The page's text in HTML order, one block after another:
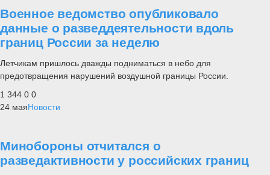
Военное ведомство опубликовало
данные о разведдеятельности вдоль
границ России за неделю
Летчикам пришлось дважды подниматься в небо для
предотвращения нарушений воздушной границы России.
1 344 0 0
24 маяНовости
Минобороны отчитался о
разведактивности у российских границ